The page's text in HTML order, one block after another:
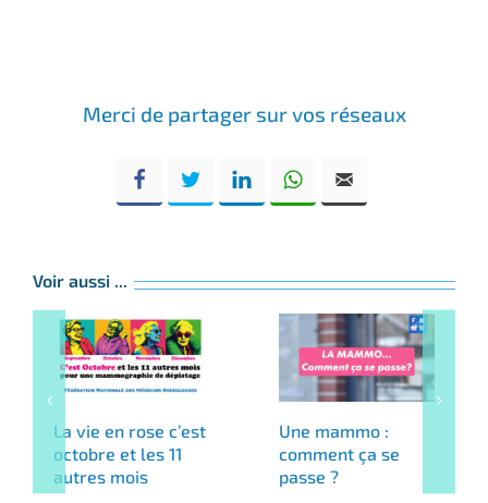
Merci de partager sur vos réseaux
Voir aussi ...
La vie en rose c’est
octobre et les 11
autres mois
Une mammo :
comment ça se
passe ?